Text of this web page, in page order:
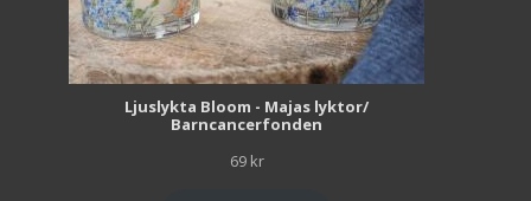
Ljuslykta Bloom - Majas lyktor/
Barncancerfonden
69 kr